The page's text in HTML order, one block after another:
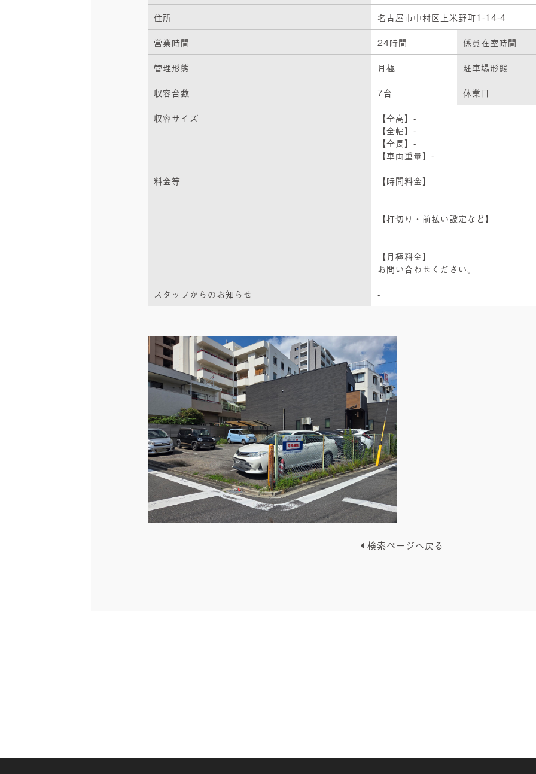
住所
名古屋市中村区上米野町1-14-4
営業時間
24時間 係員在室時間
管理形態
月極 駐車場形態
収容台数
7台 休業日
収容サイズ
【全高】-
【全幅】-
【全長】-
【車両重量】-
料金等
【時間料金】
【打切り・前払い設定など】
【月極料金】
お問い合わせください。
スタッフからのお知らせ
-
検索ページへ戻る